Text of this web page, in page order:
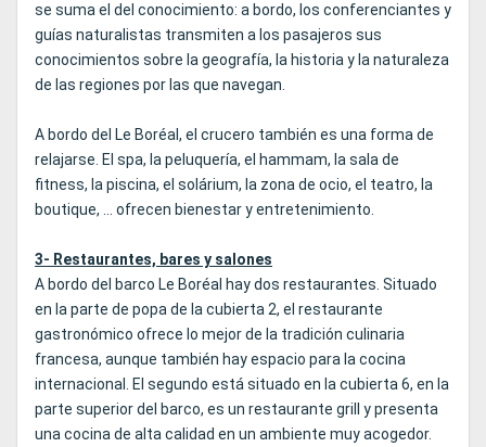
se suma el del conocimiento: a bordo, los conferenciantes y
guías naturalistas transmiten a los pasajeros sus
conocimientos sobre la geografía, la historia y la naturaleza
de las regiones por las que navegan.
A bordo del Le Boréal, el crucero también es una forma de
relajarse. El spa, la peluquería, el hammam, la sala de
fitness, la piscina, el solárium, la zona de ocio, el teatro, la
boutique, … ofrecen bienestar y entretenimiento.
3- Restaurantes, bares y salones
A bordo del barco Le Boréal hay dos restaurantes. Situado
en la parte de popa de la cubierta 2, el restaurante
gastronómico ofrece lo mejor de la tradición culinaria
francesa, aunque también hay espacio para la cocina
internacional. El segundo está situado en la cubierta 6, en la
parte superior del barco, es un restaurante grill y presenta
una cocina de alta calidad en un ambiente muy acogedor.